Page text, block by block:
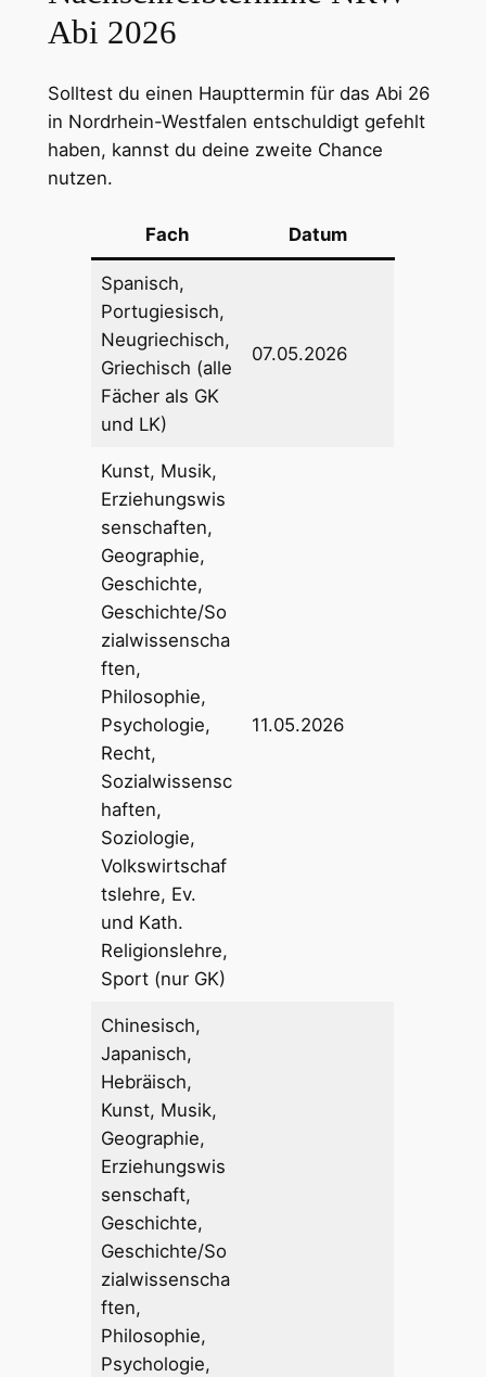
Abi 2026
Solltest du einen Haupttermin für das Abi 26
in Nordrhein-Westfalen entschuldigt gefehlt
haben, kannst du deine zweite Chance
nutzen.
Fach Datum
Spanisch,
Portugiesisch,
Neugriechisch,
Griechisch (alle
Fächer als GK
und LK)
07.05.2026
Kunst, Musik,
Erziehungswis
senschaften,
Geographie,
Geschichte,
Geschichte/So
zialwissenscha
ften,
Philosophie,
Psychologie,
Recht,
Sozialwissensc
haften,
Soziologie,
Volkswirtschaf
tslehre, Ev.
und Kath.
Religionslehre,
Sport (nur GK)
11.05.2026
Chinesisch,
Japanisch,
Hebräisch,
Kunst, Musik,
Geographie,
Erziehungswis
senschaft,
Geschichte,
Geschichte/So
zialwissenscha
ften,
Philosophie,
Psychologie,